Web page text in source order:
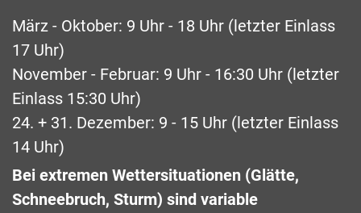
März - Oktober: 9 Uhr - 18 Uhr (letzter Einlass
17 Uhr)
November - Februar: 9 Uhr - 16:30 Uhr (letzter
Einlass 15:30 Uhr)
24. + 31. Dezember: 9 - 15 Uhr (letzter Einlass
14 Uhr)
Bei extremen Wettersituationen (Glätte,
Schneebruch, Sturm) sind variable